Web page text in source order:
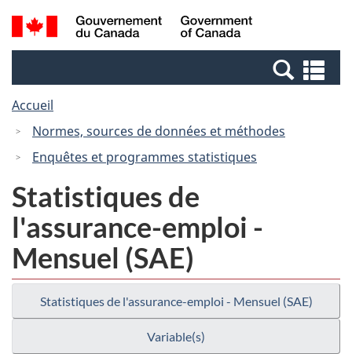
Passer
au
Passer
à
Canada
Recherche
et
et
Accueil
Normes, sources de données et méthodes
Enquêtes et programmes statistiques
Statistiques de
l'assurance-emploi -
Mensuel (SAE)
Statistiques de l'assurance-emploi - Mensuel (SAE)
Variable(s)